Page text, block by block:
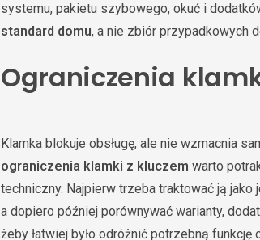
systemu, pakietu szybowego, okuć i
standard domu, a nie zbiór przypadkowych
Ograniczenia
Klamka blokuje obsługę, ale nie wzmacnia
ograniczenia klamki z kluczem warto
techniczny. Najpierw trzeba traktować ją
a dopiero później porównywać warianty,
żeby łatwiej było odróżnić potrzebną